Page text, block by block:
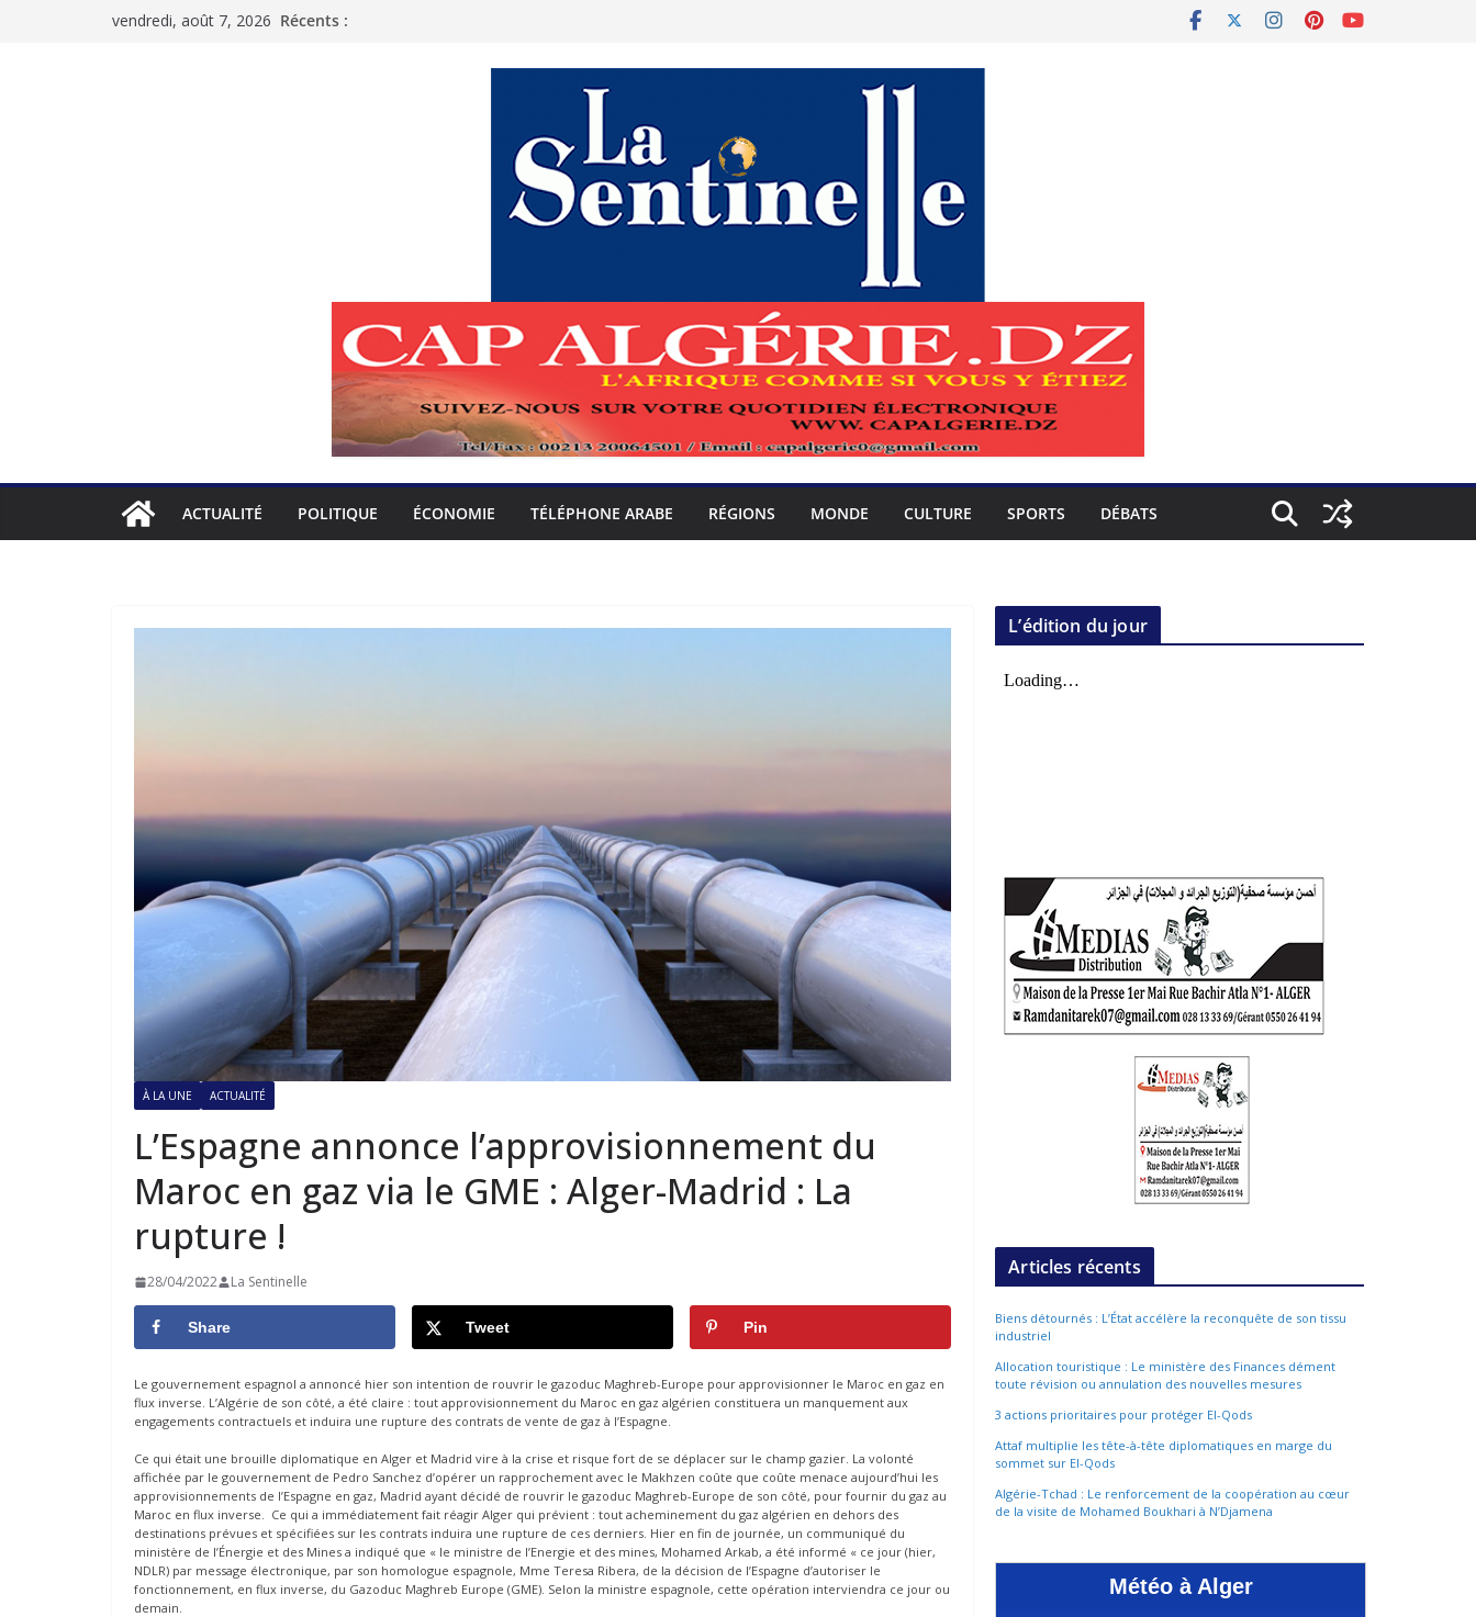
vendredi, août 7, 2026 Récents :
ACTUALITÉ POLITIQUE ÉCONOMIE TÉLÉPHONE ARABE RÉGIONS MONDE CULTURE SPORTS DÉBATS
À LA UNE ACTUALITÉ
L’Espagne annonce l’approvisionnement du
Maroc en gaz via le GME : Alger-Madrid : La
rupture !
28/04/2022 La Sentinelle
Share Tweet Pin
Le gouvernement espagnol a annoncé hier son intention de rouvrir le gazoduc Maghreb-Europe pour approvisionner le Maroc en gaz en
flux inverse. L’Algérie de son côté, a été claire : tout approvisionnement du Maroc en gaz algérien constituera un manquement aux
engagements contractuels et induira une rupture des contrats de vente de gaz à l’Espagne.
Ce qui était une brouille diplomatique en Alger et Madrid vire à la crise et risque fort de se déplacer sur le champ gazier. La volonté
affichée par le gouvernement de Pedro Sanchez d’opérer un rapprochement avec le Makhzen coûte que coûte menace aujourd’hui les
approvisionnements de l’Espagne en gaz, Madrid ayant décidé de rouvrir le gazoduc Maghreb-Europe de son côté, pour fournir du gaz au
Maroc en flux inverse. Ce qui a immédiatement fait réagir Alger qui prévient : tout acheminement du gaz algérien en dehors des
destinations prévues et spécifiées sur les contrats induira une rupture de ces derniers. Hier en fin de journée, un communiqué du
ministère de l’Énergie et des Mines a indiqué que « le ministre de l’Energie et des mines, Mohamed Arkab, a été informé « ce jour (hier,
NDLR) par message électronique, par son homologue espagnole, Mme Teresa Ribera, de la décision de I’Espagne d’autoriser le
fonctionnement, en flux inverse, du Gazoduc Maghreb Europe (GME). Selon la ministre espagnole, cette opération interviendra ce jour ou
demain.
L’édition du jour
Articles récents
Biens détournés : L’État accélère la reconquête de son tissu
industriel
Allocation touristique : Le ministère des Finances dément
toute révision ou annulation des nouvelles mesures
3 actions prioritaires pour protéger El-Qods
Attaf multiplie les tête-à-tête diplomatiques en marge du
sommet sur El-Qods
Algérie-Tchad : Le renforcement de la coopération au cœur
de la visite de Mohamed Boukhari à N’Djamena
Météo à Alger